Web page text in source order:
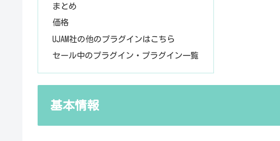
まとめ
価格
UJAM社の他のプラグインはこちら
セール中のプラグイン・プラグイン一覧
基本情報